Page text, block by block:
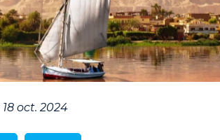
18 oct. 2024